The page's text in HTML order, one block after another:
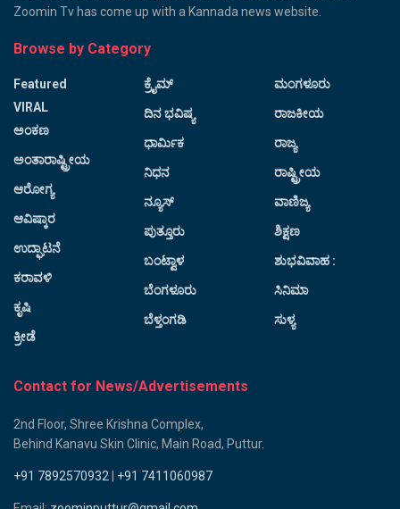
Zoomin Tv has come up with a Kannada news website.
Browse by Category
Featured
VIRAL
ಅಂಕಣ
ಅಂತಾರಾಷ್ಟ್ರೀಯ
ಆರೋಗ್ಯ
ಆವಿಷ್ಕಾರ
ಉದ್ಘಾಟನೆ
ಕರಾವಳಿ
ಕೃಷಿ
ಕ್ರೀಡೆ
ಕ್ರೈಮ್
ದಿನ ಭವಿಷ್ಯ
ಧಾರ್ಮಿಕ
ನಿಧನ
ನ್ಯೂಸ್
ಪುತ್ತೂರು
ಬಂಟ್ವಾಳ
ಬೆಂಗಳೂರು
ಬೆಳ್ತಂಗಡಿ
ಮಂಗಳೂರು
ರಾಜಕೀಯ
ರಾಜ್ಯ
ರಾಷ್ಟ್ರೀಯ
ವಾಣಿಜ್ಯ
ಶಿಕ್ಷಣ
ಶುಭವಿವಾಹ :
ಸಿನಿಮಾ
ಸುಳ್ಯ
Contact for News/Advertisements
2nd Floor, Shree Krishna Complex,
Behind Kanavu Skin Clinic, Main Road, Puttur.
+91 7892570932 +91 7411060987